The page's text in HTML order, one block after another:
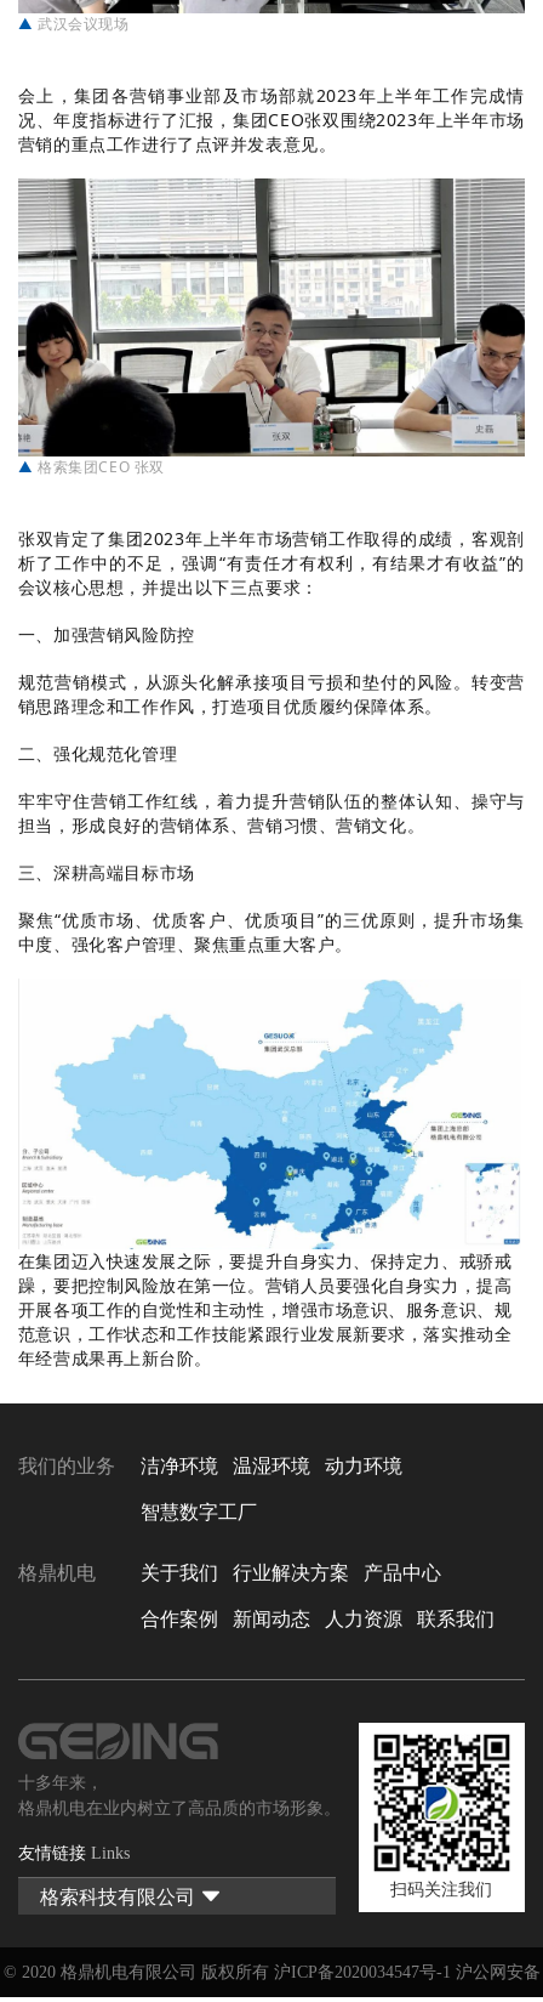
▲ 武汉会议现场
会上，集团各营销事业部及市场部就2023年上半年工作完成情
况、年度指标进行了汇报，集团CEO张双围绕2023年上半年市场
营销的重点工作进行了点评并发表意见。
▲ 格索集团CEO 张双
张双肯定了集团2023年上半年市场营销工作取得的成绩，客观剖
析了工作中的不足，强调“有责任才有权利，有结果才有收益”的
会议核心思想，并提出以下三点要求：
一、加强营销风险防控
规范营销模式，从源头化解承接项目亏损和垫付的风险。转变营
销思路理念和工作作风，打造项目优质履约保障体系。
二、强化规范化管理
牢牢守住营销工作红线，着力提升营销队伍的整体认知、操守与
担当，形成良好的营销体系、营销习惯、营销文化。
三、深耕高端目标市场
聚焦“优质市场、优质客户、优质项目”的三优原则，提升市场集
中度、强化客户管理、聚焦重点重大客户。
在集团迈入快速发展之际，要提升自身实力、保持定力、戒骄戒
躁，要把控制风险放在第一位。营销人员要强化自身实力，提高
开展各项工作的自觉性和主动性，增强市场意识、服务意识、规
范意识，工作状态和工作技能紧跟行业发展新要求，落实推动全
年经营成果再上新台阶。
我们的业务 洁净环境 温湿环境 动力环境
智慧数字工厂
格鼎机电 关于我们 行业解决方案 产品中心
合作案例 新闻动态 人力资源 联系我们
十多年来，
格鼎机电在业内树立了高品质的市场形象。
友情链接 Links
格索科技有限公司  扫码关注我们
© 2020 格鼎机电有限公司 版权所有 沪ICP备2020034547号-1 沪公网安备